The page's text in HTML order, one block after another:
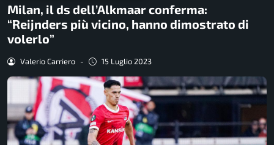
Milan, il ds dell’Alkmaar conferma:
“Reijnders più vicino, hanno dimostrato di
volerlo”
Valerio Carriero - 15 Luglio 2023